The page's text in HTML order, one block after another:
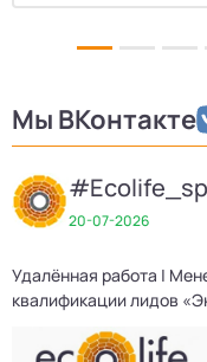
Мы ВКонтакте
20-07-2026
Удалённая работа |
квалификации лидов